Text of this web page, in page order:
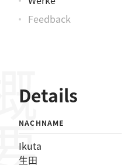
Feedback
Details
NACHNAME
Ikuta
生田